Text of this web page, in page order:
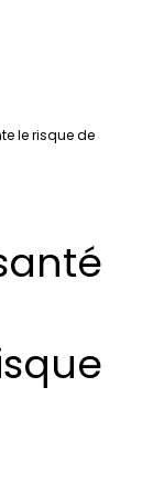
le risque de